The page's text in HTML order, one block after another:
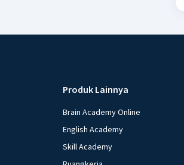
Produk Lainnya
Brain Academy Online
English Academy
Skill Academy